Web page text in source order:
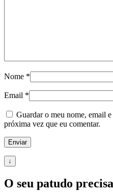
Nome *
Email *
Guardar o meu nome, email
próxima vez que eu comentar.
↓
O seu patudo